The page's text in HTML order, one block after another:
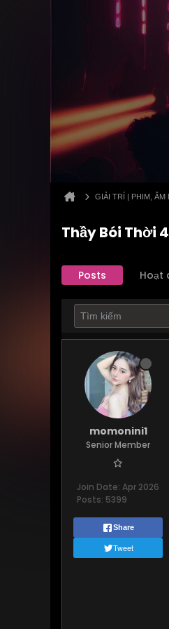
GIẢI TRÍ | PHIM, ÂM
Thầy Bói Thời
Posts Hoạt
momonini1
Senior Member
Join Date: Apr 2026
Posts: 5399
Share
Tweet